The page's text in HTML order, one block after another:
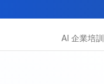
AI 企業培訓